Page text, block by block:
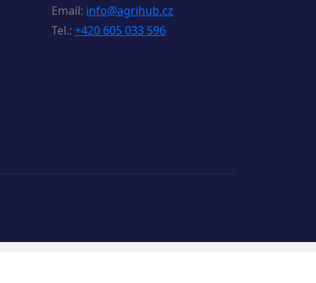
Email: info@agrihub.cz
Tel.: +420 605 033 596